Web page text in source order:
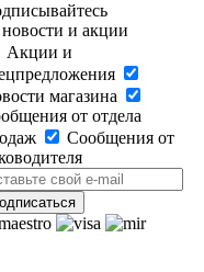
и акции
Акции и
магазина
от отдела
Сообщения от